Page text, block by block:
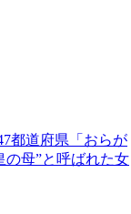
都道府県「おらが
の母”と呼ばれた女